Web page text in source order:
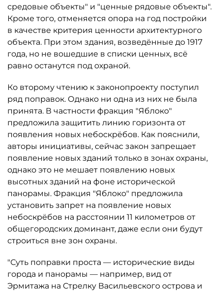
средовые объекты" и "ценные рядовые объекты".
Кроме того, отменяется опора на год постройки
в качестве критерия ценности архитектурного
объекта. При этом здания, возведённые до 1917
года, но не вошедшие в списки ценных, всё
равно останутся под охраной.
Ко второму чтению к законопроекту поступил
ряд поправок. Однако ни одна из них не была
принята. В частности фракция "Яблоко"
предложила защитить линию горизонта от
появления новых небоскрёбов. Как пояснили,
авторы инициативы, сейчас закон запрещает
появление новых зданий только в зонах охраны,
однако это не мешает появлению новых
высотных зданий на фоне исторической
панорамы. Фракция "Яблоко" предложила
установить запрет на появление новых
небоскрёбов на расстоянии 11 километров от
общегородских доминант, даже если они будут
строиться вне зон охраны.
"Суть поправки проста — исторические виды
города и панорамы — например, вид от
Эрмитажа на Стрелку Васильевского острова и